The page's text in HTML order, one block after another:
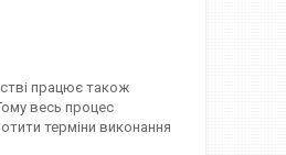
працює також
весь процес
терміни виконання